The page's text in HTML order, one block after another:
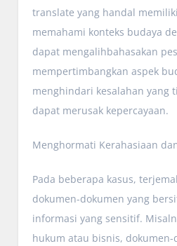
translate yang handal
memahami konteks budaya
dapat mengalihbahasakan
mempertimbangkan aspek
menghindari kesalahan yang
dapat merusak kepercayaan.
Menghormati Kerahasiaan
Pada beberapa kasus,
dokumen-dokumen yang
informasi yang sensitif.
hukum atau bisnis,